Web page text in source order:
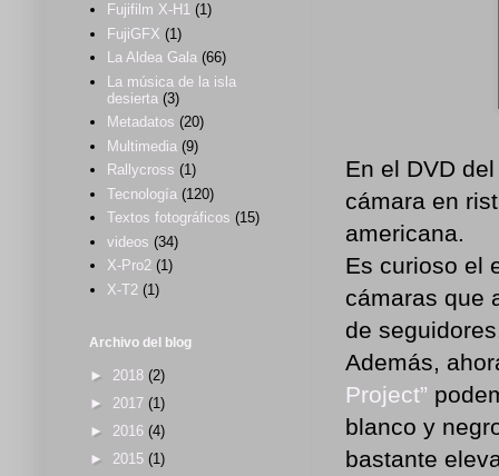
En el DVD
cámara en
americana.
Es curioso el
cámaras que
de
Además,
Project”
blanco y
bastante
Fujifilm X-H1 (1)
FujiGFX (1)
La Aldea Gala (66)
La música de la isla
desierta (3)
Metadatos (20)
Multimedia (9)
Rallycross (1)
Tecnología (120)
Textos fotográficos (15)
videos (34)
X-Pro2 (1)
X-T2 (1)
Archivo del blog
► 2018 (2)
► 2017 (1)
► 2016 (4)
► 2015 (1)